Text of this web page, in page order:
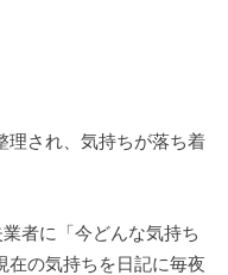
理され、気持ちが落ち着
者に「今どんな気持ち
在の気持ちを日記に毎夜